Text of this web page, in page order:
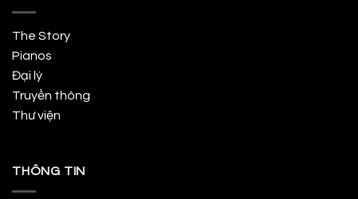
The Story
Pianos
Đại lý
Truyền thông
Thư viện
THÔNG TIN